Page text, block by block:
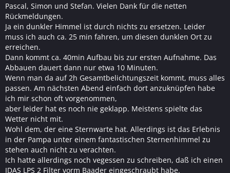
Pascal, Simon und Stefan. Vielen Dank für die netten
Rückmeldungen.
Ja ein dunkler Himmel ist durch nichts zu ersetzen. Leider
muss ich auch ca. 25 min fahren, um diesen dunklen Ort zu
erreichen.
Dann kommt ca. 40min Aufbau bis zur ersten Aufnahme. Das
Abbauen dauert dann nur etwa 10 Minuten.
Wenn man da auf 2h Gesamtbelichtungszeit kommt, muss alles
passen. Am nächsten Abend einfach dort anzuknüpfen habe
ich mir schon oft vorgenommen,
aber leider hat es noch nie geklapp. Meistens spielte das
Wetter nicht mit.
Wohl dem, der eine Sternwarte hat. Allerdings ist das Erlebnis
in der Pampa unter einem fantastischen Sternenhimmel zu
stehen auch nicht zu verachten.
Ich hatte allerdings noch vegessen zu schreiben, daß ich einen
IDAS LPS 2 Filter vorm Baader eingeschraubt habe.